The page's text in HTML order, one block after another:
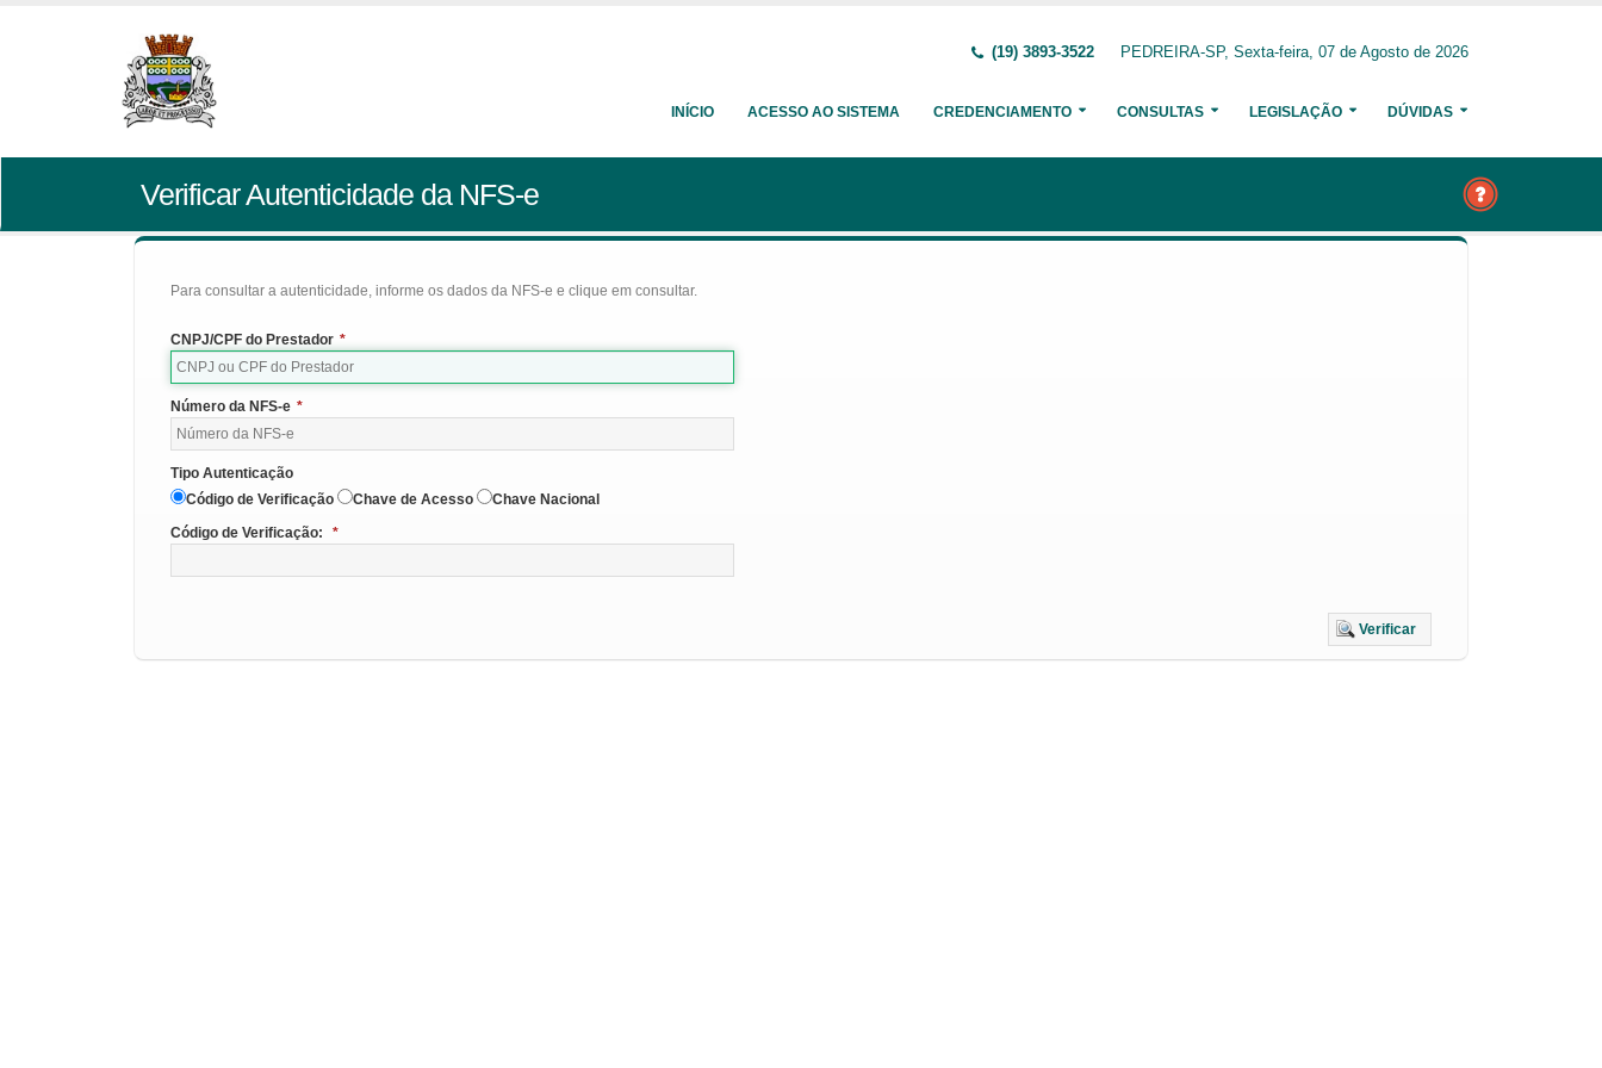
(19) 3893-3522 PEDREIRA-SP, Sexta-feira, 07 de Agosto de 2026
INÍCIO ACESSO AO SISTEMA CREDENCIAMENTO CONSULTAS LEGISLAÇÃO DÚVIDAS
Verificar Autenticidade da NFS-e
Para consultar a autenticidade, informe os dados da NFS-e e clique em consultar.
CNPJ/CPF do Prestador *
Número da NFS-e *
Tipo Autenticação
Código de Verificação
Chave de Acesso
Chave Nacional
Código de Verificação:
*
Verificar